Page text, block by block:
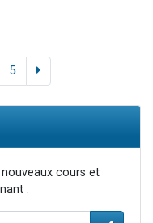
5
cours et
: